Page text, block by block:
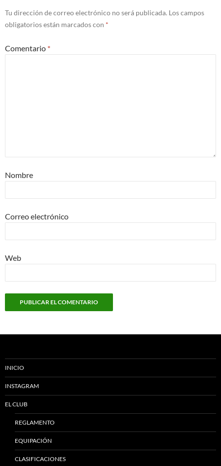
Tu dirección de correo electrónico no será publicada. Los campos
obligatorios están marcados con *
Comentario *
Nombre
Correo electrónico
Web
INICIO
INSTAGRAM
EL CLUB
REGLAMENTO
EQUIPACIÓN
CLASIFICACIONES